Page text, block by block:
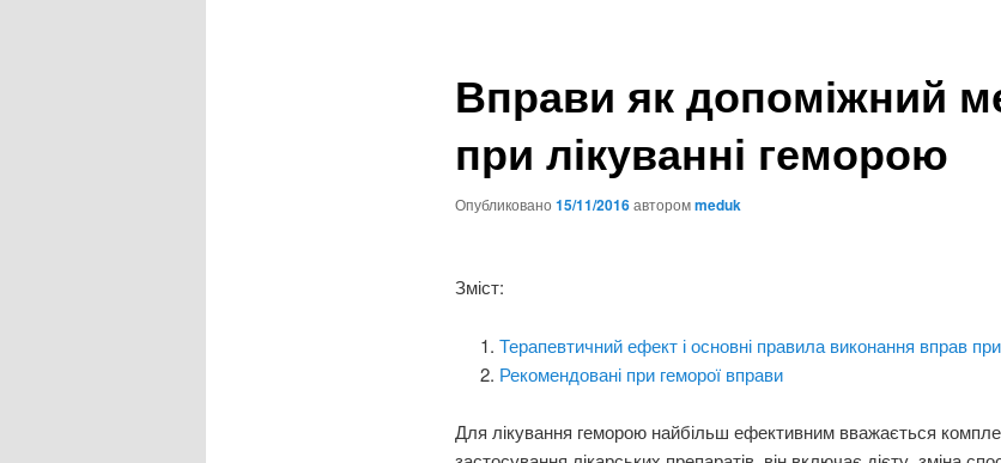
Вправи як допоміжний
при лікуванні геморою
Опубликовано 15/11/2016авторомmeduk
Зміст:
Терапевтичний ефект і основні правила виконання вправ
Рекомендовані при геморої вправи
Для лікування геморою найбільш ефективним вважається